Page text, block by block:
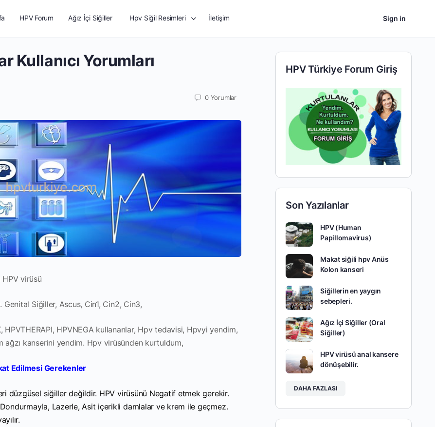
HPV Forum Ağız İçi Siğiller Hpv Siğil Resimleri İletişim Sign in
Kullanıcı Yorumları
0 Yorumlar
HPV virüsü
Genital Siğiller, Ascus, Cin1, Cin2, Cin3,
HPVTHERAPI, HPVNEGA kullananlar, Hpv tedavisi, Hpvyi yendim,
kanserini yendim. Hpv virüsünden kurtuldum,
Edilmesi Gerekenler
düzgüsel siğiller değildir. HPV virüsünü Negatif etmek gerekir.
Lazerle, Asit içerikli damlalar ve krem ile geçmez.
HPV Türkiye Forum Giriş
Son Yazılanlar
HPV (Human
Papillomavirus)
Makat siğili hpv Anüs
Kolon kanseri
Siğillerin en yaygın
sebepleri.
Ağız İçi Siğiller (Oral
Siğiller)
HPV virüsü anal kansere
dönüşebilir.
DAHA FAZLASI